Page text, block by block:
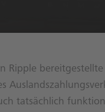
Ripple
tatsächlich